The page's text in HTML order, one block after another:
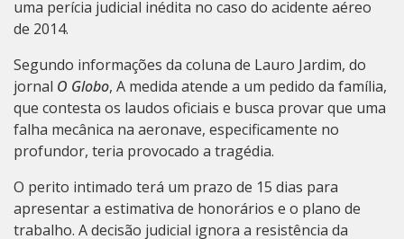
uma perícia judicial inédita no caso do acidente aéreo
de 2014.
Segundo informações da coluna de Lauro Jardim, do
jornal O Globo, A medida atende a um pedido da família,
que contesta os laudos oficiais e busca provar que uma
falha mecânica na aeronave, especificamente no
profundor, teria provocado a tragédia.
O perito intimado terá um prazo de 15 dias para
apresentar a estimativa de honorários e o plano de
trabalho. A decisão judicial ignora a resistência da